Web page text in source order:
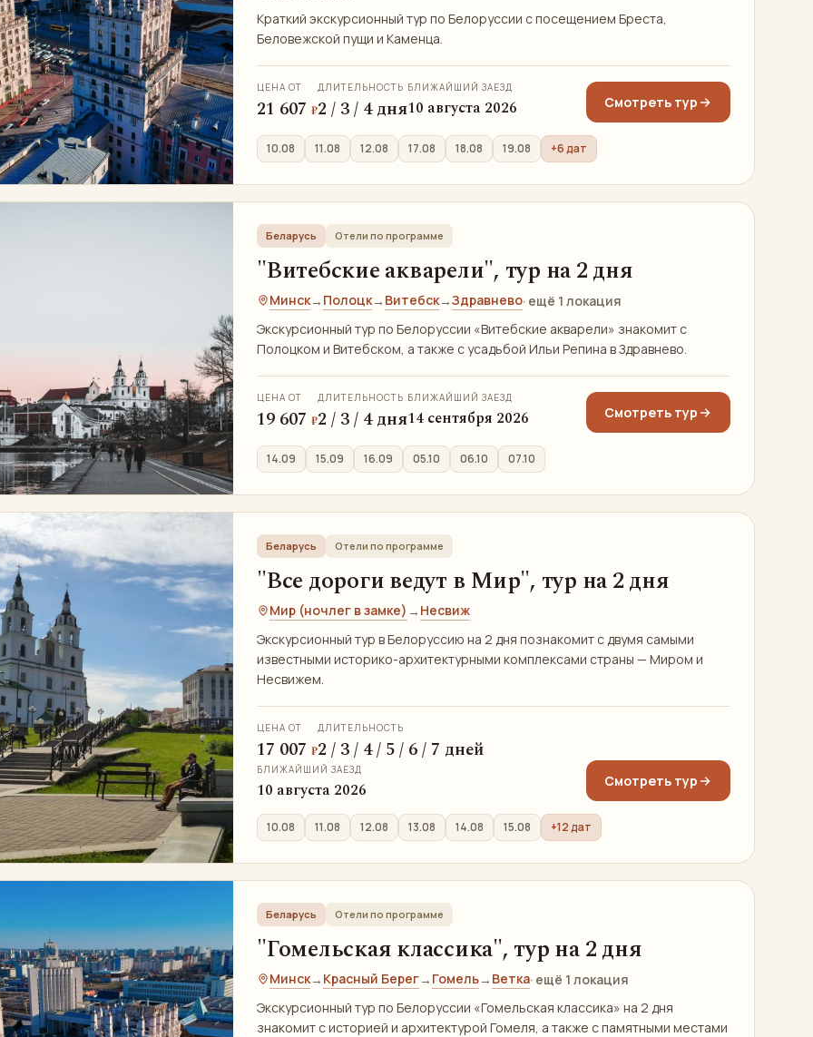
Краткий экскурсионный тур по Белоруссии с посещением Бреста,
Беловежской пущи и Каменца.
ЦЕНА ОТ
21 607 ₽
ДЛИТЕЛЬНОСТЬ
2 / 3 / 4 дня
БЛИЖАЙШИЙ ЗАЕЗД
10 августа 2026 Смотреть тур
10.08 11.08 12.08 17.08 18.08 19.08 +6 дат
Беларусь Отели по программе
"Витебские акварели", тур на 2 дня
Минск→ Полоцк→ Витебск→Здравнево· ещё 1 локация
Экскурсионный тур по Белоруссии «Витебские акварели» знакомит с
Полоцком и Витебском, а также с усадьбой Ильи Репина в Здравнево.
ЦЕНА ОТ
19 607 ₽
ДЛИТЕЛЬНОСТЬ
2 / 3 / 4 дня
БЛИЖАЙШИЙ ЗАЕЗД
14 сентября 2026 Смотреть тур
14.09 15.09 16.09 05.10 06.10 07.10
Беларусь Отели по программе
"Все дороги ведут в Мир", тур на 2 дня
Мир (ночлег в замке) → Несвиж
Экскурсионный тур в Белоруссию на 2 дня познакомит с двумя самыми
известными историко-архитектурными комплексами страны — Миром и
Несвижем.
ЦЕНА ОТ
17 007 ₽
ДЛИТЕЛЬНОСТЬ
2 / 3 / 4 / 5 / 6 / 7 дней
БЛИЖАЙШИЙ ЗАЕЗД
10 августа 2026 Смотреть тур
10.08 11.08 12.08 13.08 14.08 15.08 +12 дат
Беларусь Отели по программе
"Гомельская классика", тур на 2 дня
Минск→ Красный Берег→ Гомель→ Ветка· ещё 1 локация
Экскурсионный тур по Белоруссии «Гомельская классика» на 2 дня
знакомит с историей и архитектурой Гомеля, а также с памятными местами